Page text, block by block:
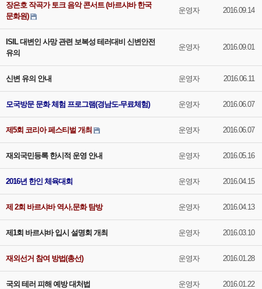
장은호 작곡가 토크 음악 콘서트 (바르샤바 한국
문화원)
운영자 2016.09.14
ISIL 대변인 사망 관련 보복성 테러대비 신변안전
유의
운영자 2016.09.01
신변 유의 안내 운영자 2016.06.11
모국방문 문화 체험 프로그램(경남도-무료체험) 운영자 2016.06.07
제5회 코리아 페스티벌 개최 운영자 2016.06.07
재외국민등록 한시적 운영 안내 운영자 2016.05.16
2016년 한인 체육대회 운영자 2016.04.15
제 2회 바르샤바 역사,문화 탐방 운영자 2016.04.13
제1회 바르샤바 입시 설명회 개최 운영자 2016.03.10
재외선거 참여 방법(총선) 운영자 2016.01.28
국외 테러 피해 예방 대처법 운영자 2016.01.22